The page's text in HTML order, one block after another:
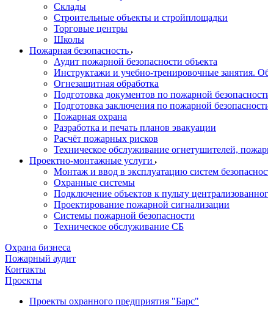
Склады
Строительные объекты и стройплощадки
Торговые центры
Школы
Пожарная безопасность
Аудит пожарной безопасности объекта
Инструктажи и учебно-тренировочные занятия.
Огнезащитная обработка
Подготовка документов по пожарной
Подготовка заключения по пожарной
Пожарная охрана
Разработка и печать планов эвакуации
Расчёт пожарных рисков
Техническое обслуживание огнетушителей,
Проектно-монтажные услуги
Монтаж и ввод в эксплуатацию систем
Охранные системы
Подключение объектов к пульту
Проектирование пожарной сигнализации
Системы пожарной безопасности
Техническое обслуживание СБ
Охрана бизнеса
Пожарный аудит
Контакты
Проекты
Проекты охранного предприятия "Барс"